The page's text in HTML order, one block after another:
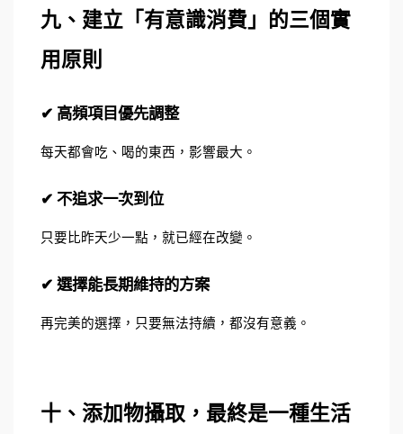
九、建立「有意識消費」的三個實
用原則
✔ 高頻項目優先調整
每天都會吃、喝的東西，影響最大。
✔ 不追求一次到位
只要比昨天少一點，就已經在改變。
✔ 選擇能長期維持的方案
再完美的選擇，只要無法持續，都沒有意義。
十、添加物攝取，最終是一種生活